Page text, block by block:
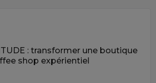
: transformer une boutique
shop expérientiel